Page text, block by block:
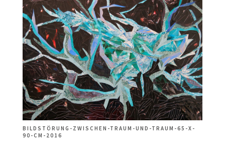
BILDSTÖRUNG-ZWISCHEN-TRAUM-UND-TRAUM-65-X-
90-CM-2016